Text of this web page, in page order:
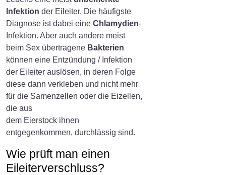
Infektion der Eileiter. Die häufigste
Diagnose ist dabei eine Chlamydien-
Infektion. Aber auch andere meist
beim Sex übertragene Bakterien
können eine Entzündung / Infektion
der Eileiter auslösen, in deren Folge
diese dann verkleben und nicht mehr
für die Samenzellen oder die Eizellen,
die aus
dem Eierstock ihnen
entgegenkommen, durchlässig sind.
Wie prüft man einen
Eileiterverschluss?